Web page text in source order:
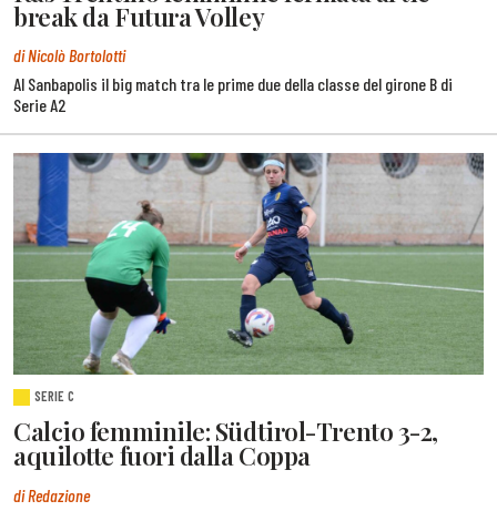
break da Futura Volley
di Nicolò Bortolotti
Al Sanbapolis il big match tra le prime due della classe del girone B di
Serie A2
SERIE C
Calcio femminile: Südtirol-Trento 3-2,
aquilotte fuori dalla Coppa
di Redazione